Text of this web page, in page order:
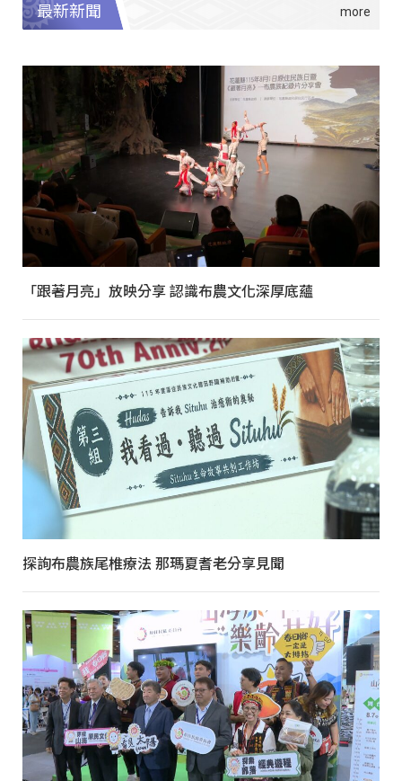
最新新聞
「跟著月亮」放映分享 認識布農文化深厚底蘊
探詢布農族尾椎療法 那瑪夏耆老分享見聞